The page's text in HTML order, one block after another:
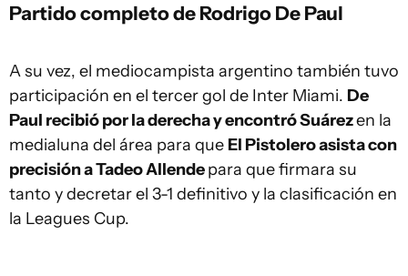
Partido completo de Rodrigo De Paul
A su vez, el mediocampista argentino también tuvo
participación en el tercer gol de Inter Miami. De
Paul recibió por la derecha y encontró Suárezen la
medialuna del área para que El Pistolero asista con
precisión a Tadeo Allendepara que firmara su
tanto y decretar el 3-1 definitivo y la clasificación en
la Leagues Cup.